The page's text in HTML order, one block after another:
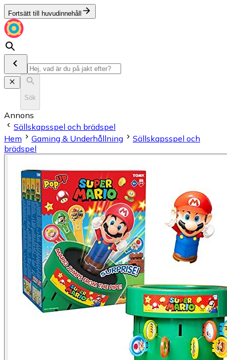
Fortsätt till huvudinnehåll
Sök
Annons
Sällskapsspel och brädspel
Hem
Gaming & Underhållning
Sällskapsspel och
brädspel